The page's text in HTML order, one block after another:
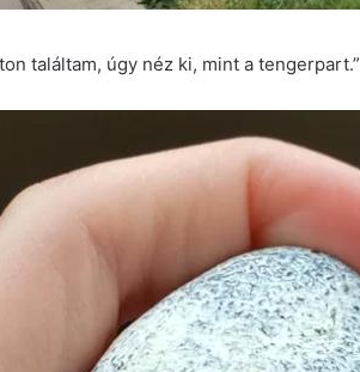
találtam, úgy néz ki, mint a tengerpart.”